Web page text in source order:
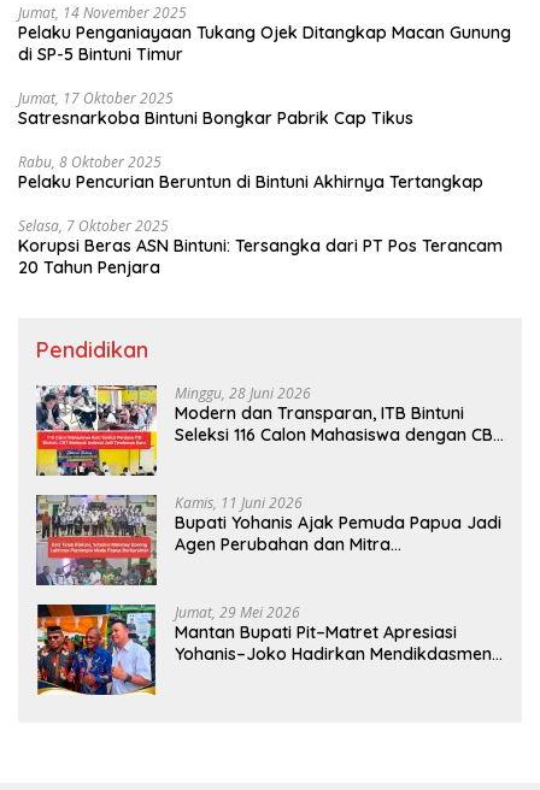
Jumat, 14 November 2025
Pelaku Penganiayaan Tukang Ojek Ditangkap Macan Gunung
di SP-5 Bintuni Timur
Jumat, 17 Oktober 2025
Satresnarkoba Bintuni Bongkar Pabrik Cap Tikus
Rabu, 8 Oktober 2025
Pelaku Pencurian Beruntun di Bintuni Akhirnya Tertangkap
Selasa, 7 Oktober 2025
Korupsi Beras ASN Bintuni: Tersangka dari PT Pos Terancam
20 Tahun Penjara
Pendidikan
Minggu, 28 Juni 2026
Modern dan Transparan, ITB Bintuni
Seleksi 116 Calon Mahasiswa dengan CBT
Kamis, 11 Juni 2026
Bupati Yohanis Ajak Pemuda Papua Jadi
Agen Perubahan dan Mitra
Jumat, 29 Mei 2026
Mantan Bupati Pit–Matret Apresiasi
Yohanis–Joko Hadirkan Mendikdasmen